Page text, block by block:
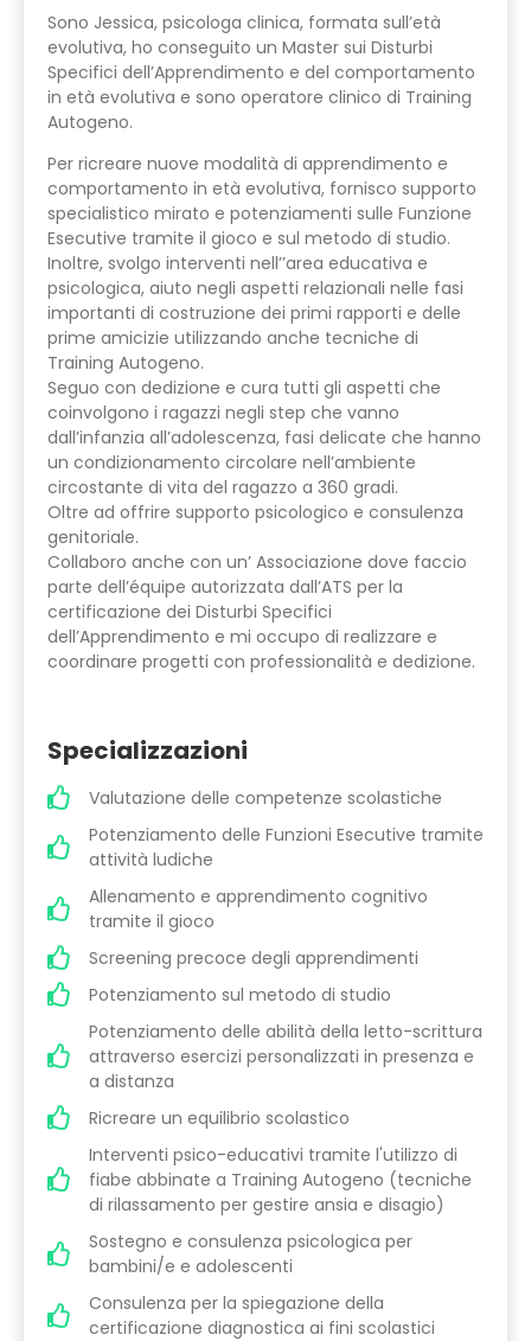
Sono Jessica, psicologa clinica, formata sull’età
evolutiva, ho conseguito un Master sui Disturbi
Specifici dell’Apprendimento e del comportamento
in età evolutiva e sono operatore clinico di Training
Autogeno.
Per ricreare nuove modalità di apprendimento e
comportamento in età evolutiva, fornisco supporto
specialistico mirato e potenziamenti sulle Funzione
Esecutive tramite il gioco e sul metodo di studio.
Inoltre, svolgo interventi nell’’area educativa e
psicologica, aiuto negli aspetti relazionali nelle fasi
importanti di costruzione dei primi rapporti e delle
prime amicizie utilizzando anche tecniche di
Training Autogeno.
Seguo con dedizione e cura tutti gli aspetti che
coinvolgono i ragazzi negli step che vanno
dall’infanzia all’adolescenza, fasi delicate che hanno
un condizionamento circolare nell’ambiente
circostante di vita del ragazzo a 360 gradi.
Oltre ad offrire supporto psicologico e consulenza
genitoriale.
Collaboro anche con un’ Associazione dove faccio
parte dell’équipe autorizzata dall’ATS per la
certificazione dei Disturbi Specifici
dell’Apprendimento e mi occupo di realizzare e
coordinare progetti con professionalità e dedizione.
Specializzazioni
Valutazione delle competenze scolastiche
Potenziamento delle Funzioni Esecutive tramite
attività ludiche
Allenamento e apprendimento cognitivo
tramite il gioco
Screening precoce degli apprendimenti
Potenziamento sul metodo di studio
Potenziamento delle abilità della letto-scrittura
attraverso esercizi personalizzati in presenza e
a distanza
Ricreare un equilibrio scolastico
Interventi psico-educativi tramite l'utilizzo di
fiabe abbinate a Training Autogeno (tecniche
di rilassamento per gestire ansia e disagio)
Sostegno e consulenza psicologica per
bambini/e e adolescenti
Consulenza per la spiegazione della
certificazione diagnostica ai fini scolastici